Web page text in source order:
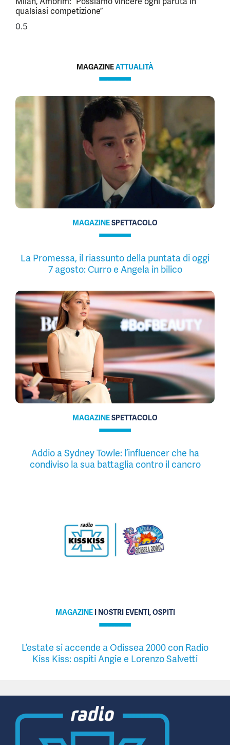
qualsiasi competizione”
MAGAZINEATTUALITÀ
MAGAZINESPETTACOLO
La Promessa, il riassunto della puntata di oggi
7 agosto: Curro e Angela in bilico
MAGAZINESPETTACOLO
Addio a Sydney Towle: l’influencer che ha
condiviso la sua battaglia contro il cancro
MAGAZINE I NOSTRI EVENTI, OSPITI
L’estate si accende a Odissea 2000 con Radio
Kiss Kiss: ospiti Angie e Lorenzo Salvetti